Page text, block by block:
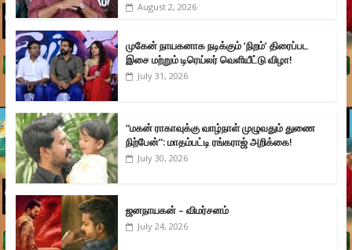
August 2, 2026
முகேன் நாயகனாக நடிக்கும் ‘நிறம்’ திரைப்பட
இசை மற்றும் டிரெய்லர் வெளியீட்டு விழா!
July 31, 2026
“மகன் ராகாவுக்கு வாழ்நாள் முழுவதும் துணை
நிற்பேன்”: மாதம்பட்டி ரங்கராஜ் அறிக்கை!
July 30, 2026
ஜனநாயகன் – விமர்சனம்
July 24, 2026